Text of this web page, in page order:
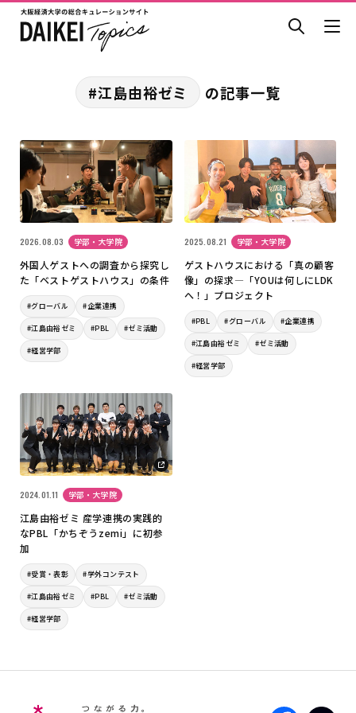
#江島由裕ゼミ の記事一覧
2026.08.03 学部・大学院
外国人ゲストへの調査から探究し
た「ベストゲストハウス」の条件
#グローバル #企業連携
#江島由裕ゼミ #PBL #ゼミ活動
#経営学部
2025.08.21 学部・大学院
ゲストハウスにおける「真の顧客
像」の探求―「YOUは何しにLDK
へ！」プロジェクト
#PBL #グローバル #企業連携
#江島由裕ゼミ #ゼミ活動
#経営学部
2024.01.11 学部・大学院
江島由裕ゼミ 産学連携の実践的
なPBL「かちぞうzemi」に初参
加
#受賞・表彰 #学外コンテスト
#江島由裕ゼミ #PBL #ゼミ活動
#経営学部